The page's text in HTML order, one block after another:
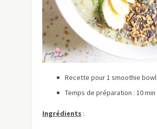
Recette pour 1 smoothie bowl
Temps de préparation : 10 min
Ingrédients :